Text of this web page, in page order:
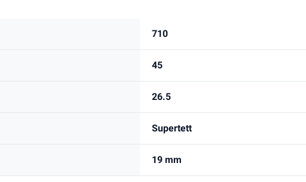
710
45
26.5
Supertett
19 mm